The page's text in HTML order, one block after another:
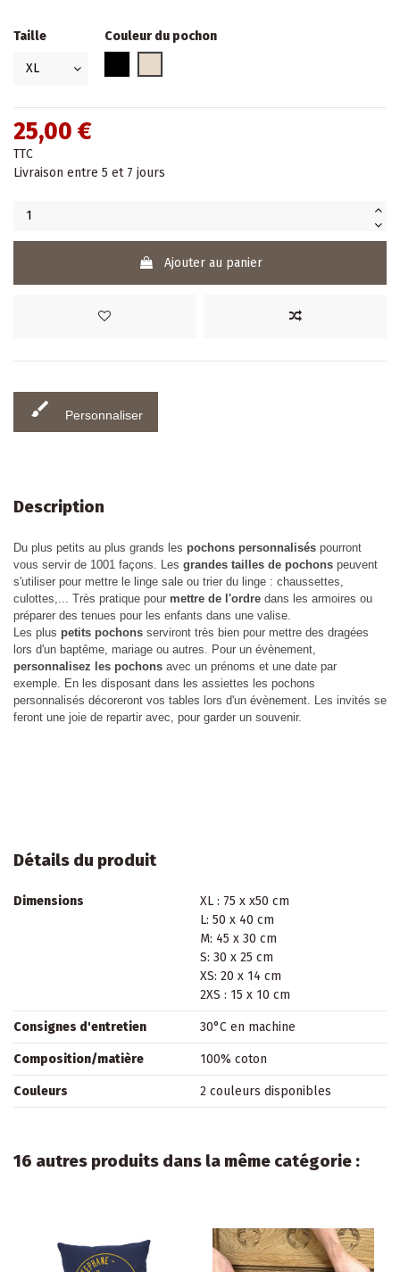
Taille
Couleur du pochon
25,00 €
TTC
Livraison entre 5 et 7 jours
Ajouter au panier
brush Personnaliser
Description
Du plus petits au plus grands les pochons personnalisés pourront
vous servir de 1001 façons. Les grandes tailles de pochons peuvent
s'utiliser pour mettre le linge sale ou trier du linge : chaussettes,
culottes,... Très pratique pour mettre de l'ordre dans les armoires ou
préparer des tenues pour les enfants dans une valise.
Les plus petits pochons serviront très bien pour mettre des dragées
lors d'un baptême, mariage ou autres. Pour un évènement,
personnalisez les pochons avec un prénoms et une date par
exemple. En les disposant dans les assiettes les pochons
personnalisés décoreront vos tables lors d'un évènement. Les invités se
feront une joie de repartir avec, pour garder un souvenir.
Détails du produit
Dimensions
XL : 75 x x50 cm
L: 50 x 40 cm
M: 45 x 30 cm
S: 30 x 25 cm
XS: 20 x 14 cm
2XS : 15 x 10 cm
Consignes d'entretien 30°C en machine
Composition/matière 100% coton
Couleurs 2 couleurs disponibles
16 autres produits dans la même catégorie :